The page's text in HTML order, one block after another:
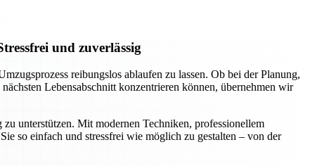
und zuverlässig
reibungslos ablaufen zu lassen. Ob bei der Planung,
Lebensabschnitt konzentrieren können, übernehmen wir
unterstützen. Mit modernen Techniken, professionellem
so einfach und stressfrei wie möglich zu gestalten – von der